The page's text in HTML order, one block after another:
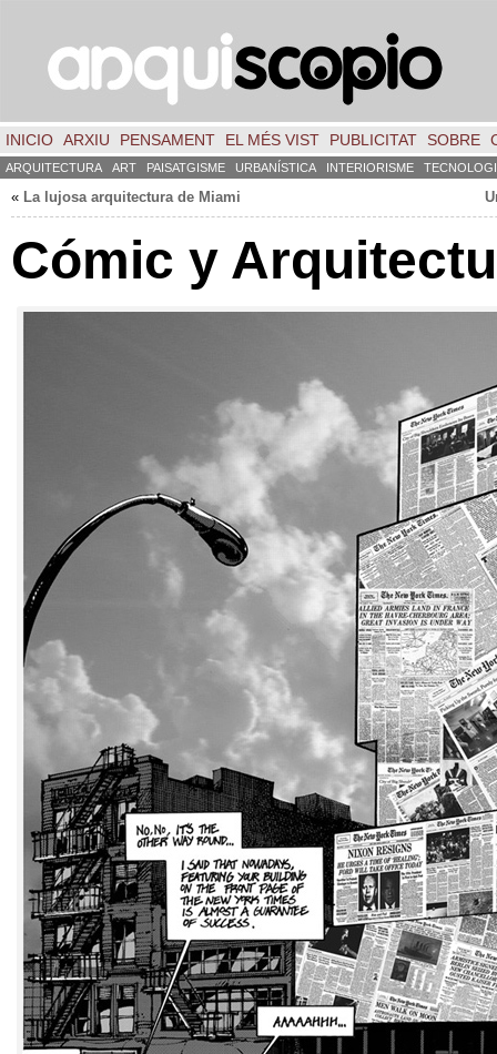
INICIO ARXIU PENSAMENT EL MÉS VIST PUBLICITAT SOBRE
ARQUITECTURA ART PAISATGISME URBANÍSTICA INTERIORISME
« La lujosa arquitectura de Miami
Cómic y